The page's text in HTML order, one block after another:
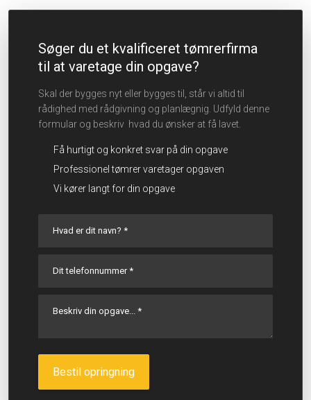
Søger du et kvalificeret tømrerfirma
til at varetage din opgave?
Skal der bygges nyt eller bygges til, står vi altid til
rådighed med rådgivning og planlægnig. Udfyld denne
formular og beskriv hvad du ønsker at få lavet.
​Få hurtigt og konkret svar på din opgave
Professionel tømrer varetager opgaven​
Vi kører langt for din opgave